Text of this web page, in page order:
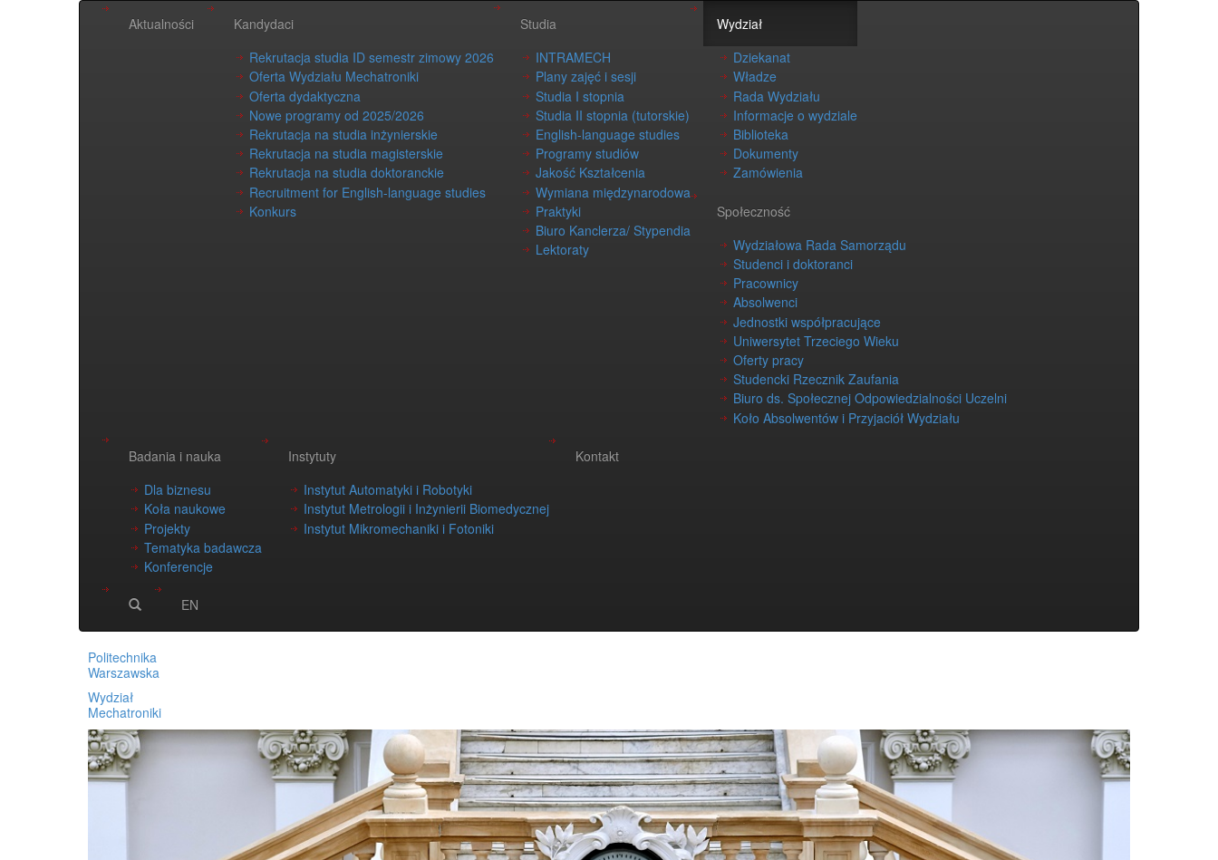
Aktualności
Kandydaci
Rekrutacja studia ID semestr zimowy 2026
Oferta Wydziału Mechatroniki
Oferta dydaktyczna
Nowe programy od 2025/2026
Rekrutacja na studia inżynierskie
Rekrutacja na studia magisterskie
Rekrutacja na studia doktoranckie
Recruitment for English-language studies
Konkurs
Studia
INTRAMECH
Plany zajęć i sesji
Studia I stopnia
Studia II stopnia (tutorskie)
English-language studies
Programy studiów
Jakość Kształcenia
Wymiana międzynarodowa
Praktyki
Biuro Kanclerza/ Stypendia
Lektoraty
Wydział
Dziekanat
Władze
Rada Wydziału
Informacje o wydziale
Biblioteka
Dokumenty
Zamówienia
Społeczność
Wydziałowa Rada Samorządu
Studenci i doktoranci
Pracownicy
Absolwenci
Jednostki współpracujące
Uniwersytet Trzeciego Wieku
Oferty pracy
Studencki Rzecznik Zaufania
Biuro ds. Społecznej Odpowiedzialności Uczelni
Koło Absolwentów i Przyjaciół Wydziału
Badania i nauka
Dla biznesu
Koła naukowe
Projekty
Tematyka badawcza
Konferencje
Instytuty
Instytut Automatyki i Robotyki
Instytut Metrologii i Inżynierii Biomedycznej
Instytut Mikromechaniki i Fotoniki
Kontakt
EN
Politechnika
Warszawska
Wydział
Mechatroniki